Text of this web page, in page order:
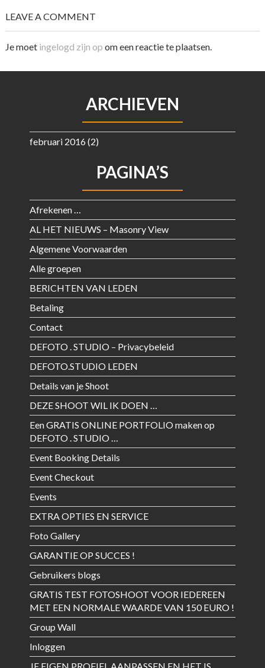
LEAVE A COMMENT
Je moet ingelogd zijn op om een reactie te plaatsen.
ARCHIEVEN
februari 2016 (2)
PAGINA’S
Afrekenen …
AL HET NIEUWS – Masonry View
Algemene Voorwaarden
Alle groepen
BERICHTEN VAN LEDEN
Betaling
Contact
DEFOTO . STUDIO – Privacybeleid
DEFOTO.STUDIO LEDEN
Details van je Shoot
DEZE SHOOT WIL IK DOEN …
Een GRATIS ONLINE PORTFOLIO maken op
DEFOTO . STUDIO …
Event Booking Details
Event Checkout
Events
EXTRA OPTIES EN SERVICE
Foto Gallery
GARANTIE OP SUCCES !
Gebruikers blogs
GRATIS TEST FOTOSHOOT VOOR IEDEREEN
MET EEN NORMALE WAARDE VAN 150 EURO !
Group Wall
Inloggen